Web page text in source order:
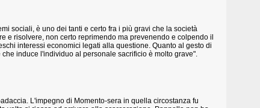
sociali, è uno dei tanti e certo fra i più gravi che la società
e risolvere, non certo reprimendo ma prevenendo e colpendo il
interessi economici legati alla questione. Quanto al gesto di
induce l'individuo al personale sacrificio è molto grave".
L'impegno di Momento-sera in quella circostanza fu